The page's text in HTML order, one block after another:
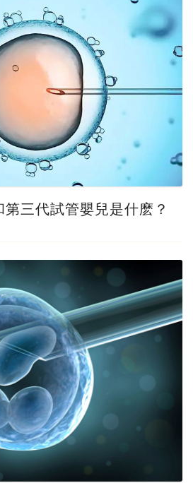
三代試管嬰兒是什麽？